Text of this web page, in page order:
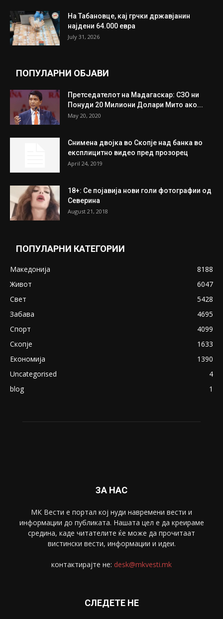
На Табановце, кај грчки државјанин
најдени 64.000 евра
July 31, 2026
ПОПУЛАРНИ ОБЈАВИ
Претседателот на Мадагаскар: СЗО ни
Понуди 20 Милиони Долари Мито ако...
May 20, 2020
Снимена двојка во Скопје над банка во
експлицитно видео пред прозорец
April 24, 2019
18+: Се појавија нови голи фотографии од
Северина
August 21, 2018
ПОПУЛАРНИ КАТЕГОРИИ
Македонија
8188
Живот
6047
Свет
5428
Забава
4695
Спорт
4099
Скопје
1633
Економија
1390
Uncategorised
4
blog
1
ЗА НАС
МК Вести е портал коj нуди навремени вести и
информации до публиката. Нашата цел е да креираме
средина, каде читателите ќе може да прочитаат
вистински вести, информации и идеи.
контактирајте не: desk@mkvesti.mk
СЛЕДЕТЕ НЕ